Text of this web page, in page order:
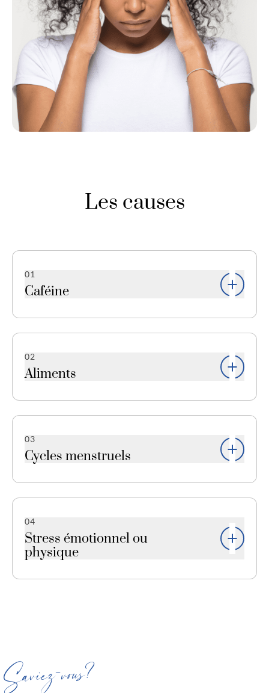
Les causes
01
Caféine
caféine.
02
Aliments
du glutamate monosodique (MSG), ou des
aliments contenant des nitrates.
03
Cycles menstruels
menstruations ou la ménopause peuvent
déclencher des migraines.
04
Stress émotionnel ou
physique
déclenchants.
Saviez-vous?